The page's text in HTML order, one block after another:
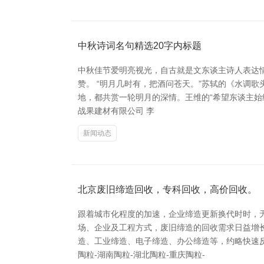
中秋诗词名句精选20字内标题
中秋佳节爱明亮视光，自古就是文东谈主诗人表
赞。 “明月几时有，把酒问苍天。”苏轼的《水调
地，都共赏一轮明月的深情。王维的“希望东谈主
战果建材有限公司 李
新闻动态
北京废旧缔造回收，专科回收，高价回收。
跟着城市化程度的加速，企业缔造更新换代时时
场、企业及工程方式，废旧缔造的回收需求日益
造、工业缔造、电子缔造、办公缔造等，约略快
陶粒-湖南陶粒-湖北陶粒-重庆陶粒-